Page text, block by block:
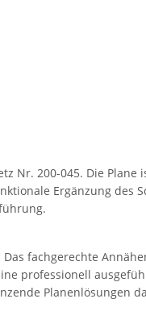
Nr. 200-045. Die
Ergänzung des
fachgerechte
professionell
Planenlösungen